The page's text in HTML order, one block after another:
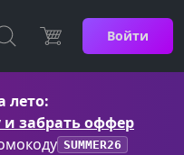
Войти
лето:
и забрать оффер
SUMMER26